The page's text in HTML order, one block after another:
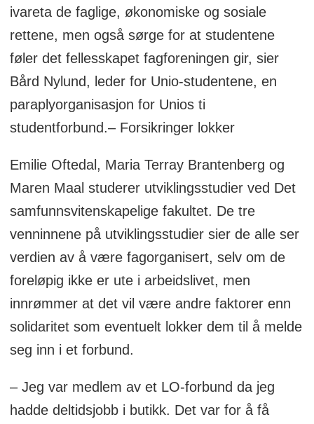
ivareta de faglige, økonomiske og sosiale
rettene, men også sørge for at studentene
føler det fellesskapet fagforeningen gir, sier
Bård Nylund, leder for Unio-studentene, en
paraplyorganisasjon for Unios ti
studentforbund.– Forsikringer lokker
Emilie Oftedal, Maria Terray Brantenberg og
Maren Maal studerer utviklingsstudier ved Det
samfunnsvitenskapelige fakultet. De tre
venninnene på utviklingsstudier sier de alle ser
verdien av å være fagorganisert, selv om de
foreløpig ikke er ute i arbeidslivet, men
innrømmer at det vil være andre faktorer enn
solidaritet som eventuelt lokker dem til å melde
seg inn i et forbund.
– Jeg var medlem av et LO-forbund da jeg
hadde deltidsjobb i butikk. Det var for å få